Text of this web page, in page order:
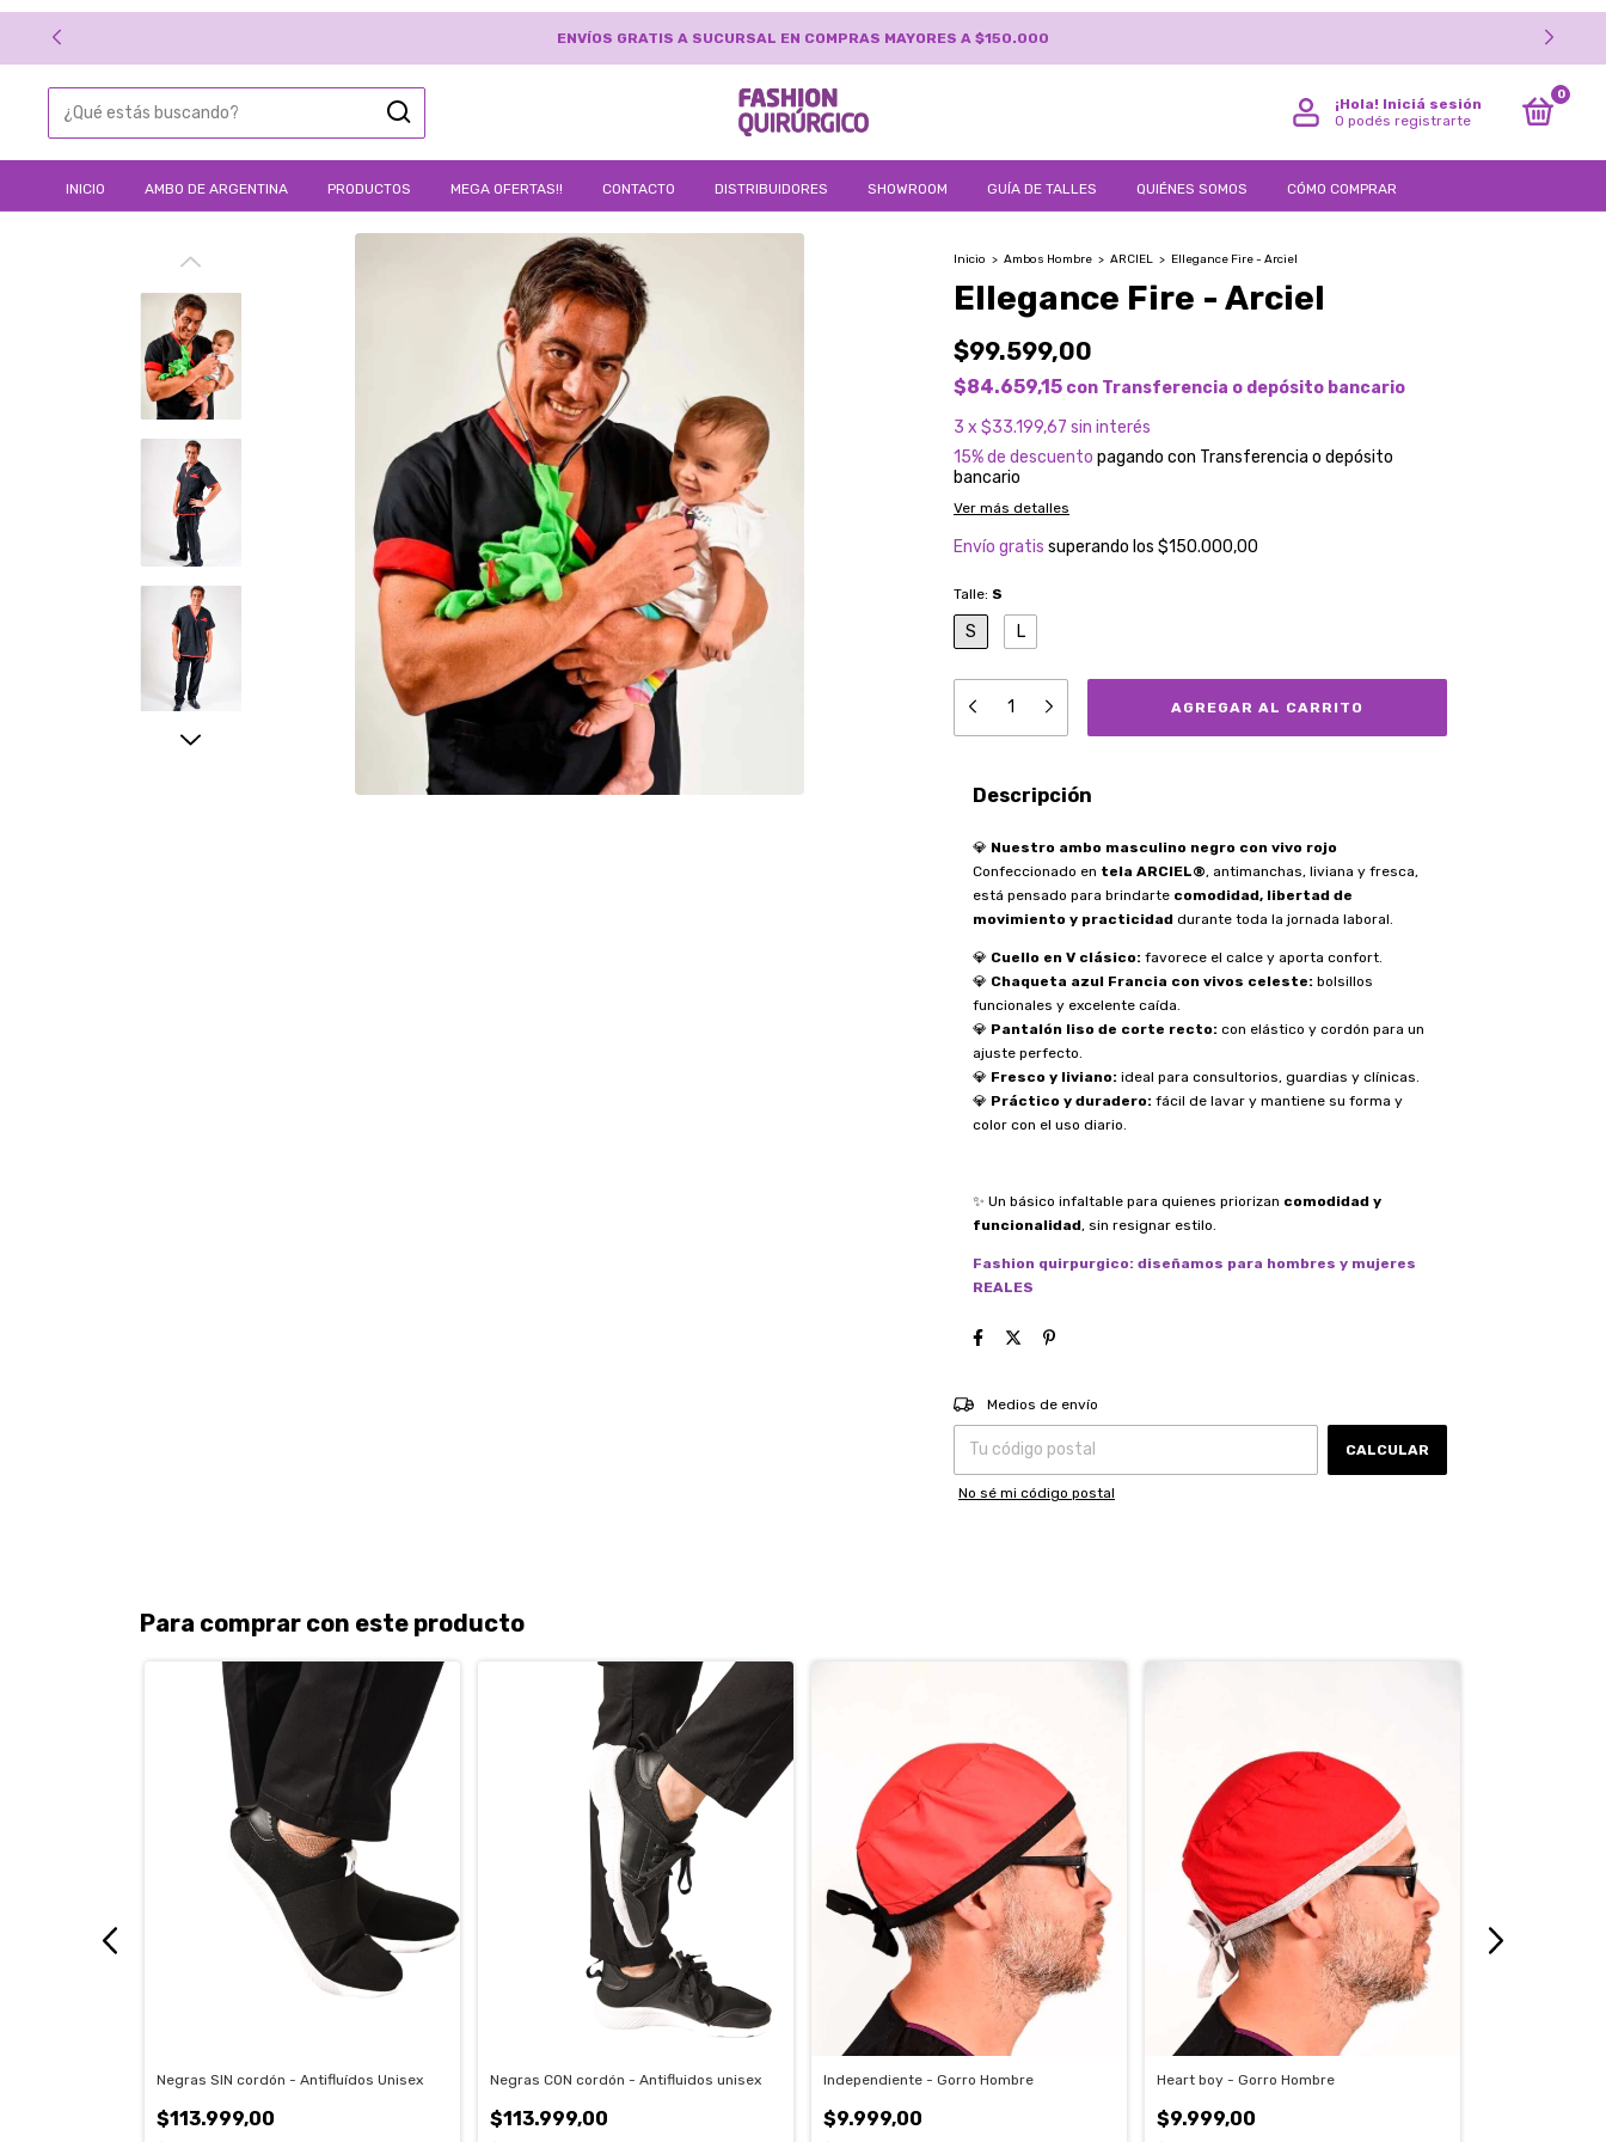
TRANSFERENCIA BANCARIA Y EFECTIVO 15% DE DESCUENTO
¡Hola! Iniciá sesión
O podés registrarte
0
INICIO AMBO DE ARGENTINA PRODUCTOS MEGA OFERTAS!! CONTACTO DISTRIBUIDORES SHOWROOM GUÍA DE TALLES QUIÉNES SOMOS CÓMO COMPRAR
Inicio > Ambos Hombre > ARCIEL > Ellegance Fire - Arciel
Ellegance Fire - Arciel
$99.599,00
$84.659,15 con Transferencia o depósito bancario
3 x $33.199,67 sin interés
15% de descuento pagando con Transferencia o depósito
bancario
Ver más detalles
Envío gratis superando los $150.000,00
Talle: S
S L
Descripción
💎 Nuestro ambo masculino negro con vivo rojo
Confeccionado en tela ARCIEL®, antimanchas, liviana y fresca,
está pensado para brindarte comodidad, libertad de
movimiento y practicidad durante toda la jornada laboral.
💎 Cuello en V clásico: favorece el calce y aporta confort.
💎 Chaqueta azul Francia con vivos celeste: bolsillos
funcionales y excelente caída.
💎 Pantalón liso de corte recto: con elástico y cordón para un
ajuste perfecto.
💎 Fresco y liviano: ideal para consultorios, guardias y clínicas.
💎 Práctico y duradero: fácil de lavar y mantiene su forma y
color con el uso diario.
✨ Un básico infaltable para quienes priorizan comodidad y
funcionalidad, sin resignar estilo.
Fashion quirpurgico: diseñamos para hombres y mujeres
REALES
Entregas para el CP:
Medios de envío
CALCULAR
No sé mi código postal
Para comprar con este producto
Negras SIN cordón - Antifluídos Unisex
$113.999,00
Negras CON cordón - Antifluidos unisex
$113.999,00
Independiente - Gorro Hombre
$9.999,00
Heart boy - Gorro Hombre
$9.999,00